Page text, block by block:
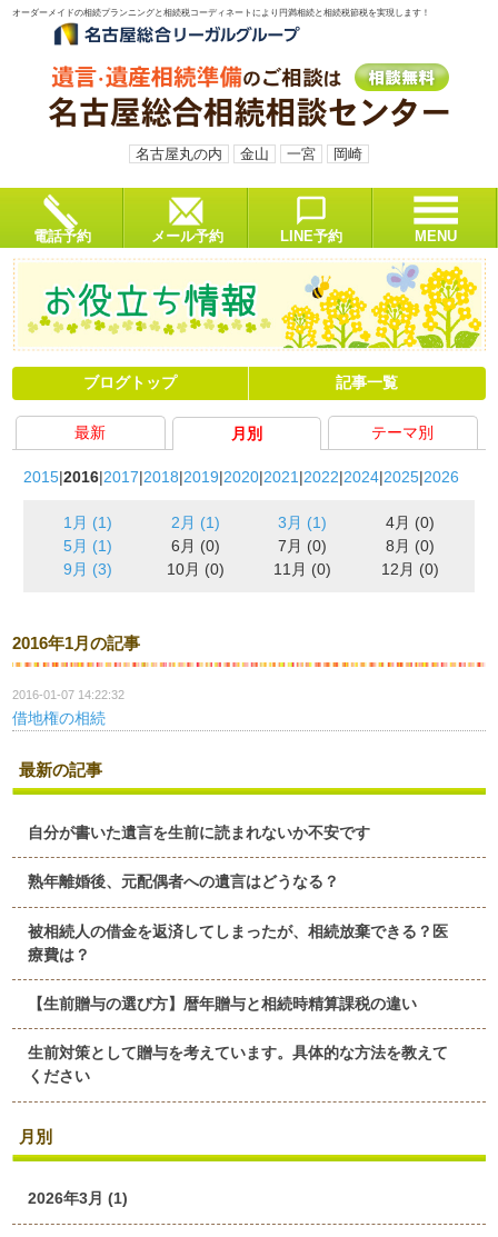
オーダーメイドの相続プランニングと相続税コーディネートにより円満相続と相続税節税を実現します！
名古屋丸の内 金山 一宮 岡崎
電話予約 メール予約 LINE予約 MENU
ブログトップ 記事一覧
最新 月別 テーマ別
2015 2016 2017 2018 2019 2020 2021 2022 2024 2025 2026
1月 (1) 2月 (1) 3月 (1)
4月 (0)
5月 (1)
6月 (0) 7月 (0)
8月 (0)
9月 (3)
10月 (0) 11月 (0) 12月 (0)
2016年1月の記事
2016-01-07 14:22:32
借地権の相続
最新の記事
自分が書いた遺言を生前に読まれないか不安です
熟年離婚後、元配偶者への遺言はどうなる？
被相続人の借金を返済してしまったが、相続放棄できる？医
療費は？
【生前贈与の選び方】暦年贈与と相続時精算課税の違い
生前対策として贈与を考えています。具体的な方法を教えて
ください
月別
2026年3月 (1)